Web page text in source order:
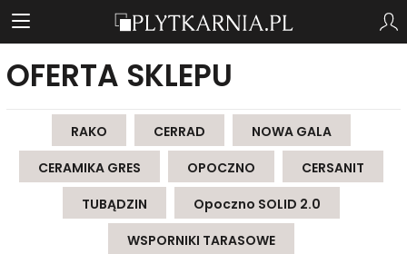
OFERTA SKLEPU
RAKO CERRAD
NOWA GALA
CERAMIKA GRES
OPOCZNO
CERSANIT
TUBĄDZIN
Opoczno SOLID 2.0
WSPORNIKI TARASOWE